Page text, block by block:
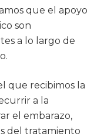
que el apoyo
son
a lo largo de
que recibimos la
a la
el embarazo,
del tratamiento